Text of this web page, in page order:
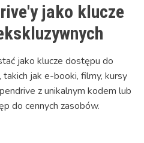
jako klucze
jako klucze dostępu do
jak e-booki, filmy, kursy
z unikalnym kodem lub
do cennych zasobów.